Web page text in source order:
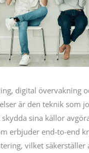
digital övervakning
är den teknik som
sina källor
erbjuder end-to-end
vilket säkerställer